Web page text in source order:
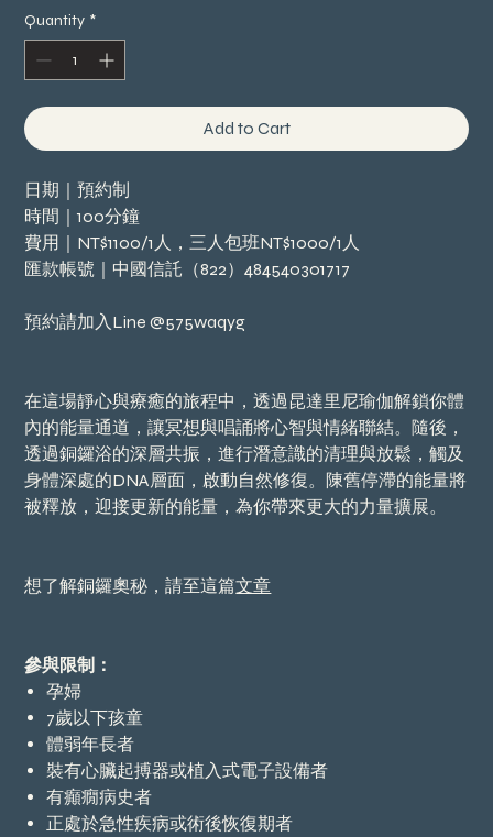
Quantity *
Add to Cart
日期｜預約制
時間｜100分鐘
費用｜NT$1100/1人，三人包班NT$1000/1人
匯款帳號｜中國信託（822）484540301717
預約請加入Line @575waqyg
在這場靜心與療癒的旅程中，透過昆達里尼瑜伽解鎖你體
內的能量通道，讓冥想與唱誦將心智與情緒聯結。隨後，
透過銅鑼浴的深層共振，進行潛意識的清理與放鬆，觸及
身體深處的DNA層面，啟動自然修復。陳舊停滯的能量將
被釋放，迎接更新的能量，為你帶來更大的力量擴展。
想了解銅鑼奧秘，請至這篇文章
參與限制：
孕婦
7歲以下孩童
體弱年長者
裝有心臟起搏器或植入式電子設備者
有癲癇病史者
正處於急性疾病或術後恢復期者